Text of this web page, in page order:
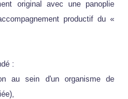
original avec une panoplie
productif du «
:
au sein d'un organisme de